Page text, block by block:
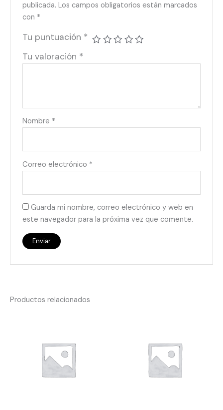
publicada. Los campos obligatorios están marcados
con *
Tu puntuación *
Tu valoración *
Nombre *
Correo electrónico *
Guarda mi nombre, correo electrónico y web en
este navegador para la próxima vez que comente.
Productos relacionados